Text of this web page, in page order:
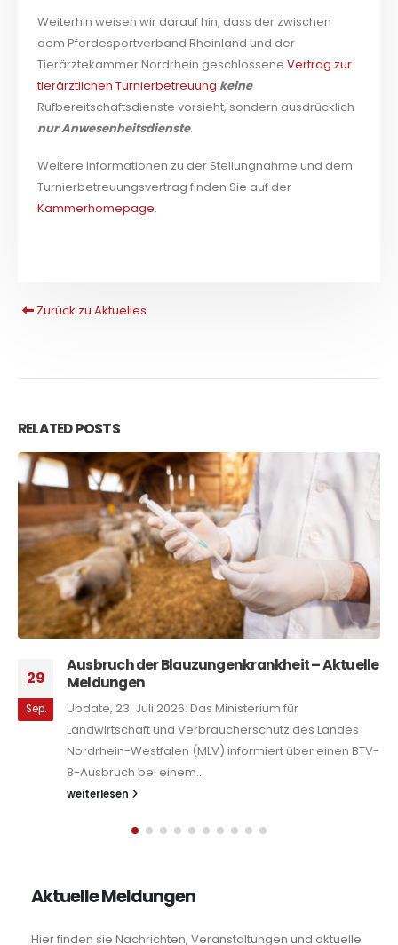
Weiterhin weisen wir darauf hin, dass der zwischen
dem Pferdesportverband Rheinland und der
Tierärztekammer Nordrhein geschlosseneVertrag zur
tierärztlichen Turnierbetreuung keine
Rufbereitschaftsdienste vorsieht, sondern ausdrücklich
nur Anwesenheitsdienste.
Weitere Informationen zu der Stellungnahme und dem
Turnierbetreuungsvertrag finden Sie auf der
Kammerhomepage.
Zurück zu Aktuelles
RELATEDPOSTS
– Aktuelle
für
des Landes
über einen BTV-
Juli
Tierschutzpreis NRW
Verbraucherschutz
Tierschutzbeauftragte des
Westfalen bereits zum
Aktuelle Meldungen
Hier finden sie Nachrichten, Veranstaltungen und aktuelle